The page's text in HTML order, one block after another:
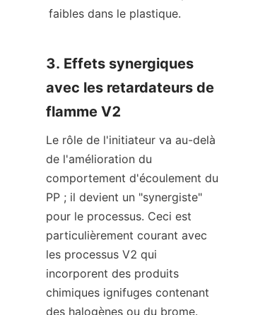
faibles dans le plastique.
3. Effets synergiques
avec les retardateurs de
flamme V2
Le rôle de l'initiateur va au-delà
de l'amélioration du
comportement d'écoulement du
PP ; il devient un "synergiste"
pour le processus. Ceci est
particulièrement courant avec
les processus V2 qui
incorporent des produits
chimiques ignifuges contenant
des halogènes ou du brome.